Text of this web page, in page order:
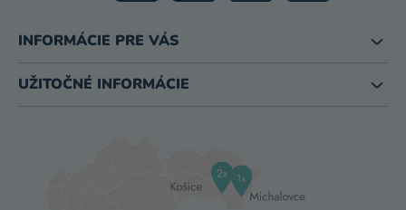
INFORMÁCIE PRE VÁS
UŽITOČNÉ INFORMÁCIE